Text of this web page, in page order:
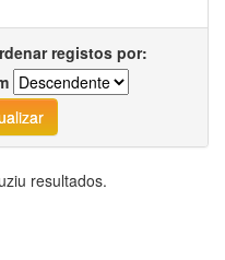
registos por:
resultados.